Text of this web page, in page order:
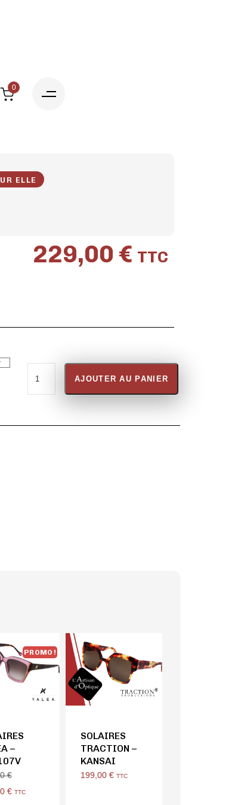
0
ELLE
229,00 € TTC
AJOUTER AU PANIER
PROMO !
–
€
€ TTC
SOLAIRES
TRACTION –
KANSAI
199,00€ TTC